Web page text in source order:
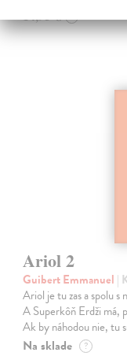
Ariol 2
Guibert Emmanuel |
Ariol je tu zas a spolu
A Superkôň Erdži má,
Ak by náhodou nie, tu
Na sklade ?